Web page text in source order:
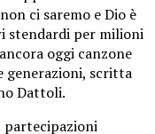
ci saremo e Dio è
stendardi per milioni
oggi canzone
generazioni, scritta
Dattoli.
partecipazioni